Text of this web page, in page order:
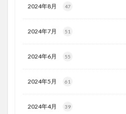
2024年8月 47
2024年7月 51
2024年6月 55
2024年5月 61
2024年4月 39